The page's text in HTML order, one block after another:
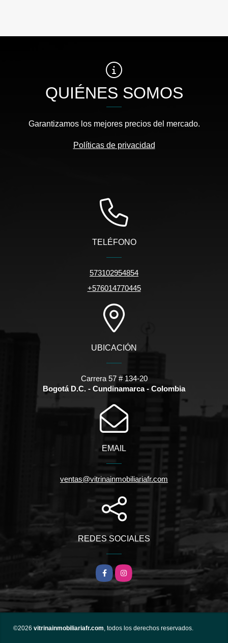
QUIÉNES SOMOS
Garantizamos los mejores precios del mercado.
Políticas de privacidad
TELÉFONO
573102954854
+576014770445
UBICACIÓN
Carrera 57 # 134-20
Bogotá D.C. - Cundinamarca - Colombia
EMAIL
ventas@vitrinainmobiliariafr.com
REDES SOCIALES
FacebookInstagram
©2026 vitrinainmobiliariafr.com, todos los derechos reservados.